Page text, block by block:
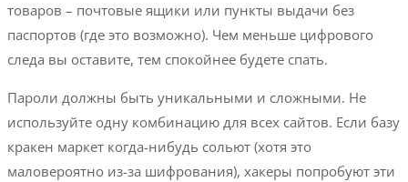
товаров – почтовые ящики или пункты выдачи без
паспортов (где это возможно). Чем меньше цифрового
следа вы оставите, тем спокойнее будете спать.
Пароли должны быть уникальными и сложными. Не
используйте одну комбинацию для всех сайтов. Если базу
кракен маркет когда-нибудь сольют (хотя это
маловероятно из-за шифрования), хакеры попробуют эти